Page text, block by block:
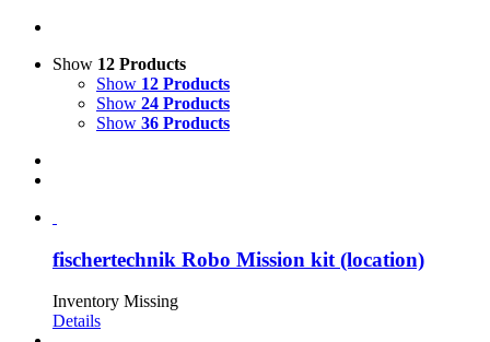
Show 12 Products
Show 12 Products
Show 24 Products
Show 36 Products
fischertechnik Robo Mission kit (location)
Inventory Missing
Details